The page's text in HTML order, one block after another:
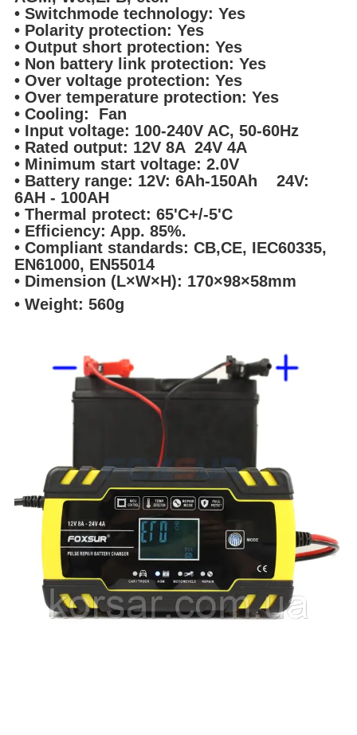
• Switchmode technology: Yes
• Polarity protection: Yes
• Output short protection: Yes
• Non battery link protection: Yes
• Over voltage protection: Yes
• Over temperature protection: Yes
• Cooling: Fan
• Input voltage: 100-240V AC, 50-60Hz
• Rated output: 12V 8A 24V 4A
• Minimum start voltage: 2.0V
• Battery range: 12V: 6Ah-150Ah 24V:
6AH - 100AH
• Thermal protect: 65'C+/-5'C
• Efficiency: App. 85%.
• Compliant standards: CB,CE, IEC60335,
EN61000, EN55014
• Dimension (L×W×H): 170×98×58mm
• Weight: 560g